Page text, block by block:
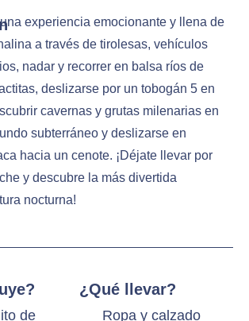
experiencia emocionante y llena de
a través de tirolesas, vehículos
nadar y recorrer en balsa ríos de
deslizarse por un tobogán 5 en
cavernas y grutas milenarias en
subterráneo y deslizarse en
hacia un cenote. ¡Déjate llevar por
y descubre la más divertida
nocturna!
de
¿Qué llevar?
Ropa y calzado